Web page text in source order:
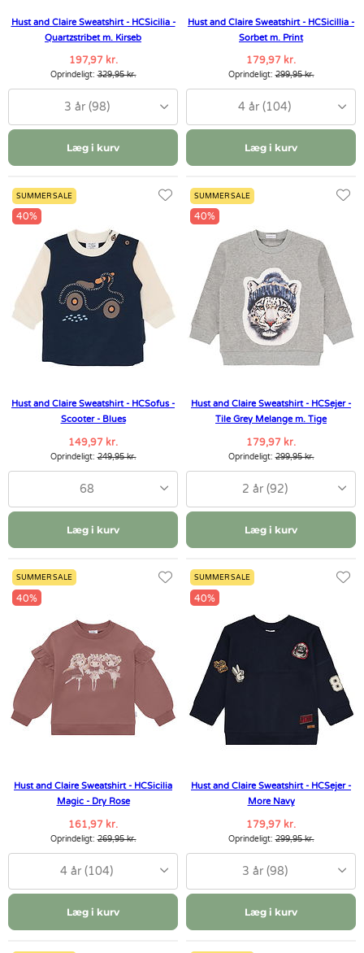
Hust and Claire Sweatshirt - HCSicilia -
Quartzstribet m. Kirseb
197,97 kr.
Oprindeligt:329,95 kr.
3 år (98)
Læg i kurv
Hust and Claire Sweatshirt - HCSicillia -
Sorbet m. Print
179,97 kr.
Oprindeligt:299,95 kr.
4 år (104)
Læg i kurv
SUMMER SALE
40%
Hust and Claire Sweatshirt - HCSofus -
Scooter - Blues
149,97 kr.
Oprindeligt:249,95 kr.
68
Læg i kurv
SUMMER SALE
40%
Hust and Claire Sweatshirt - HCSejer -
Tile Grey Melange m. Tige
179,97 kr.
Oprindeligt:299,95 kr.
2 år (92)
Læg i kurv
SUMMER SALE
40%
Hust and Claire Sweatshirt - HCSicilia
Magic - Dry Rose
161,97 kr.
Oprindeligt:269,95 kr.
4 år (104)
Læg i kurv
SUMMER SALE
40%
Hust and Claire Sweatshirt - HCSejer -
More Navy
179,97 kr.
Oprindeligt:299,95 kr.
3 år (98)
Læg i kurv